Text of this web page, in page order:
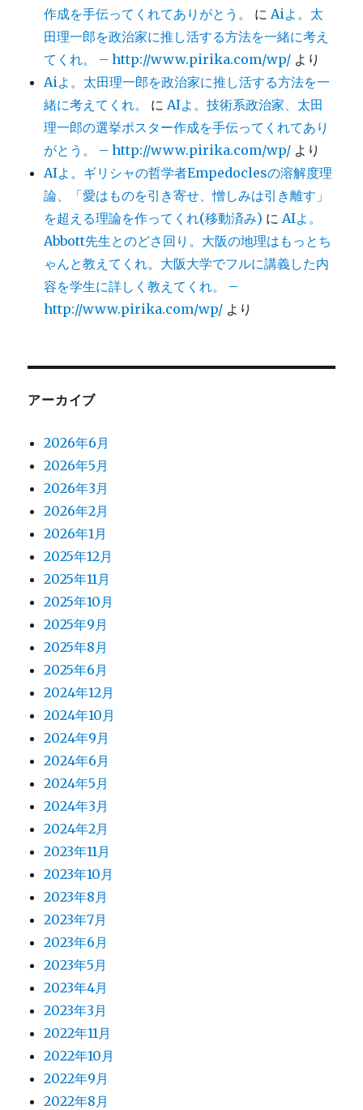
作成を手伝ってくれてありがとう。
に Aiよ。太
田理一郎を政治家に推し活する方法を一緒に考え
てくれ。 – http://www.pirika.com/wp/ より
Aiよ。太田理一郎を政治家に推し活する方法を一
緒に考えてくれ。
に AIよ。技術系政治家、太田
理一郎の選挙ポスター作成を手伝ってくれてあり
がとう。 – http://www.pirika.com/wp/ より
AIよ。ギリシャの哲学者Empedoclesの溶解度理
論、「愛はものを引き寄せ、憎しみは引き離す」
を超える理論を作ってくれ(移動済み) に AIよ。
Abbott先生とのどさ回り。大阪の地理はもっとち
ゃんと教えてくれ。大阪大学でフルに講義した内
容を学生に詳しく教えてくれ。 –
http://www.pirika.com/wp/ より
アーカイブ
2026年6月
2026年5月
2026年3月
2026年2月
2026年1月
2025年12月
2025年11月
2025年10月
2025年9月
2025年8月
2025年6月
2024年12月
2024年10月
2024年9月
2024年6月
2024年5月
2024年3月
2024年2月
2023年11月
2023年10月
2023年8月
2023年7月
2023年6月
2023年5月
2023年4月
2023年3月
2022年11月
2022年10月
2022年9月
2022年8月